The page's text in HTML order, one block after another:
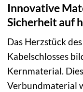
Innovative
Sicherheit auf
Das Herzstück
Kabelschlosses
Kernmaterial.
Verbundmaterial